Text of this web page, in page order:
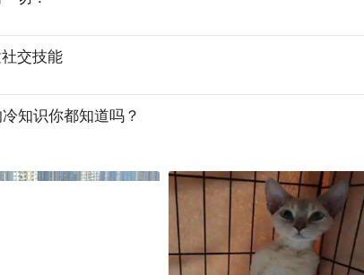
交技能
知识你都知道吗？